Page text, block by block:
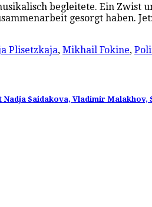
begleitete. Ein Zwist
gesorgt haben.
Plisetzkaja, Mikhail Fokine,
Nadja Saidakova, Vladimir